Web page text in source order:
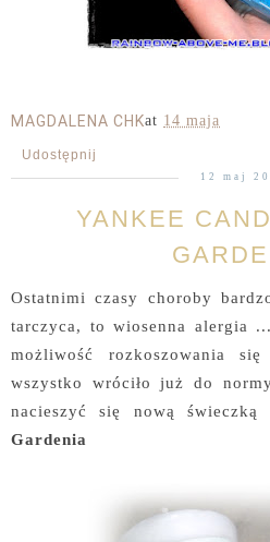
MAGDALENA CHKat 14 maja
Udostępnij
12 maj
YANKEE
Ostatnimi czasy choroby
tarczyca, to wiosenna alergia
możliwość rozkoszowania
wszystko wróciło już do
nacieszyć się nową świeczką
Gardenia